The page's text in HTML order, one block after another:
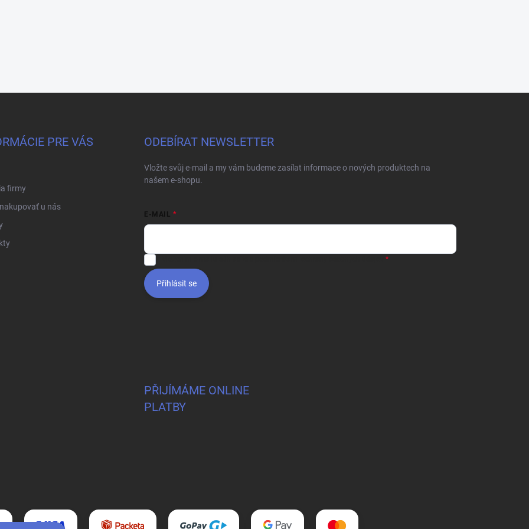
PRE VÁS
firmy
u nás
ODEBÍRAT NEWSLETTER
Vložte svůj e-mail a my vám budeme zasílat informace o nových produktech na
našem e-shopu.
E-MAIL
Přihlásit se
PŘIJÍMÁME ONLINE
PLATBY